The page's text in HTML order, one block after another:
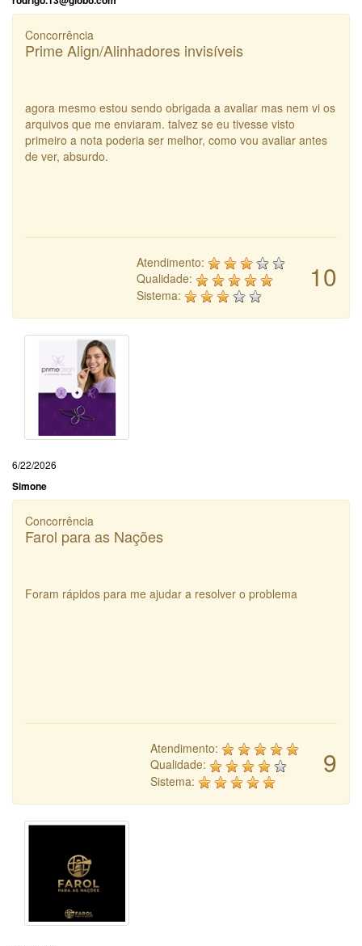
Concorrência
Prime Align/Alinhadores invisíveis
agora mesmo estou sendo obrigada a avaliar mas nem vi os
arquivos que me enviaram. talvez se eu tivesse visto
primeiro a nota poderia ser melhor, como vou avaliar antes
de ver, absurdo.
10
Atendimento:
Qualidade:
Sistema:
6/22/2026
Simone
Concorrência
Farol para as Nações
Foram rápidos para me ajudar a resolver o problema
9
Atendimento:
Qualidade:
Sistema: